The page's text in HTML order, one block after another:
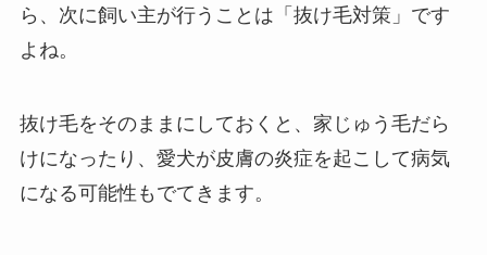
ら、次に飼い主が行うことは「抜け毛対策」です
よね。
抜け毛をそのままにしておくと、家じゅう毛だら
けになったり、愛犬が皮膚の炎症を起こして病気
になる可能性もでてきます。